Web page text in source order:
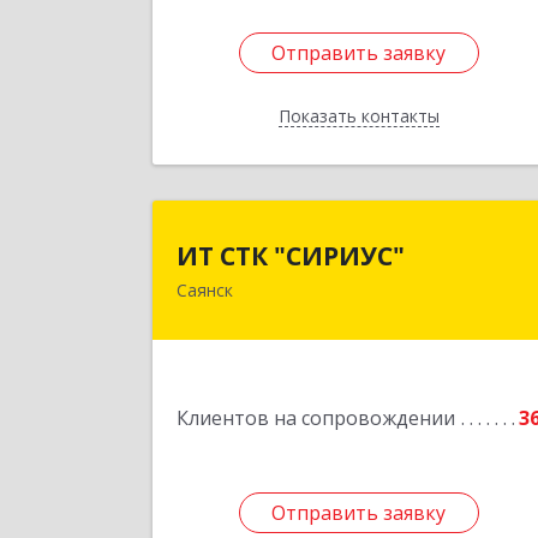
Отправить заявку
Показать контакты
Отправить заявку
Назад
ИТ СТК "СИРИУС"
Саянск
Клиентов на сопровождении
Отправить заявку
Отправить заявку